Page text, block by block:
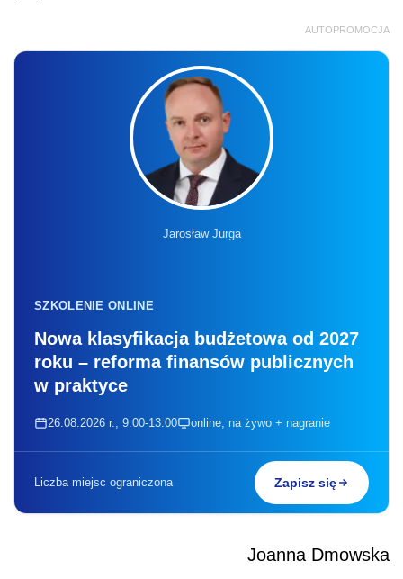
AUTOPROMOCJA
Jarosław Jurga
SZKOLENIE ONLINE
Nowa klasyfikacja budżetowa od 2027
roku – reforma finansów publicznych
w praktyce
26.08.2026 r., 9:00-13:00 online, na żywo + nagranie
Liczba miejsc ograniczona Zapisz się
Joanna Dmowska